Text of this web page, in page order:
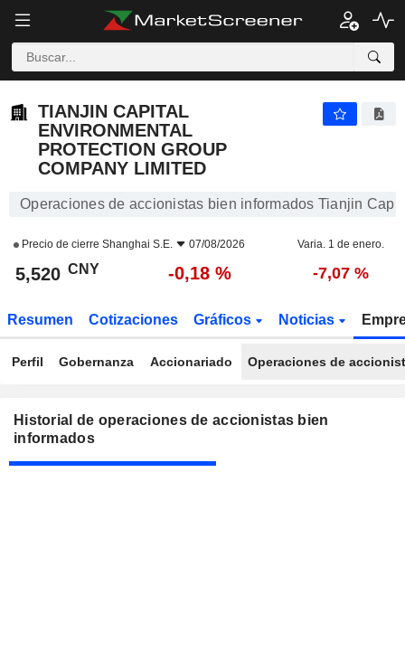
TIANJIN CAPITAL
ENVIRONMENTAL
PROTECTION GROUP
COMPANY LIMITED
Operaciones de accionistas bien informados Tianjin
Precio de cierre Shanghai S.E. 07/08/2026 Varia. 1 de enero.
5,520 CNY -0,18 % -7,07 %
Resumen Cotizaciones Gráficos Noticias
Perfil Gobernanza Accionariado Operaciones de
Historial de operaciones de accionistas bien
informados